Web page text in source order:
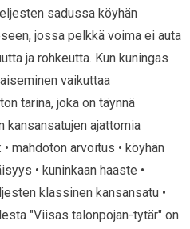
sadussa köyhän
jossa pelkkä voima ei auta
ja rohkeutta. Kun kuningas
vaikuttaa
tarina, joka on täynnä
kansansatujen ajattomia
mahdoton arvoitus • köyhän
• kuninkaan haaste •
klassinen kansansatu •
"Viisas talonpojan-tytär" on